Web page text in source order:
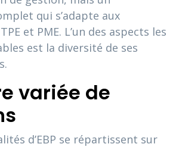
qui s’adapte aux
et PME. L’un des aspects les
est la diversité de ses
variée de
d’EBP se répartissent sur